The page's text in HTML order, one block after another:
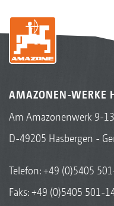
AMAZONEN-WERKE
Am Amazonenwerk 9-13
D-49205 Hasbergen -
Telefon:+49 (0)5405
Faks: +49 (0)5405 501-